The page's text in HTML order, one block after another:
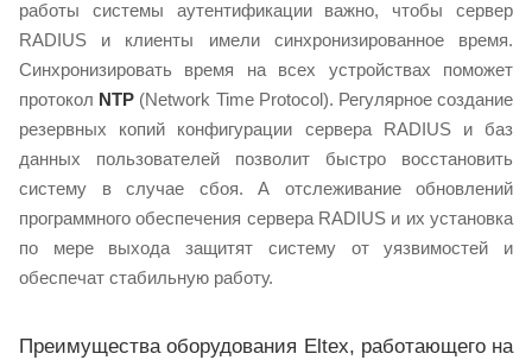
работы системы аутентификации важно, чтобы сервер
RADIUS и клиенты имели синхронизированное время.
Синхронизировать время на всех устройствах поможет
протокол NTP (Network Time Protocol). Регулярное создание
резервных копий конфигурации сервера RADIUS и баз
данных пользователей позволит быстро восстановить
систему в случае сбоя. А отслеживание обновлений
программного обеспечения сервера RADIUS и их установка
по мере выхода защитят систему от уязвимостей и
обеспечат стабильную работу.
Преимущества оборудования Eltex, работающего на